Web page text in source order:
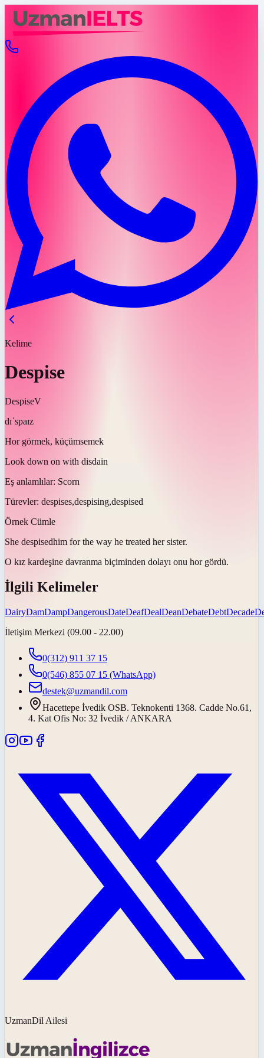
Kelime
Despise
DespiseV
dɪˈspaɪz
Hor görmek, küçümsemek
Look down on with disdain
Eş anlamlılar: Scorn
Türevler: despises,despising,despised
Örnek Cümle
She despisedhim for the way he treated her sister.
O kız kardeşine davranma biçiminden dolayı onu hor gördü.
İlgili Kelimeler
DairyDamDampDangerousDateDeafDealDeanDebateDebtDecade
İletişim Merkezi (09.00 - 22.00)
0(312) 911 37 15
0(546) 855 07 15 (WhatsApp)
destek@uzmandil.com
Hacettepe İvedik OSB. Teknokenti 1368. Cadde No.61,
4. Kat Ofis No: 32 İvedik / ANKARA
UzmanDil Ailesi